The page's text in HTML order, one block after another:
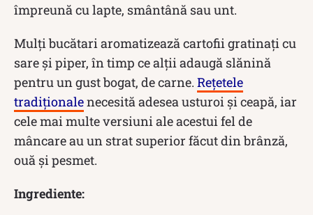
împreună cu lapte, smântână sau unt.
Mulți bucătari aromatizează cartofii gratinați cu
sare și piper, în timp ce alții adaugă slănină
pentru un gust bogat, de carne. Rețetele
tradiționalenecesită adesea usturoi și ceapă, iar
cele mai multe versiuni ale acestui fel de
mâncare au un strat superior făcut din brânză,
ouă și pesmet.
Ingrediente: